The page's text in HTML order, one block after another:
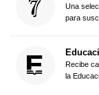
Una
para
Recibe
la